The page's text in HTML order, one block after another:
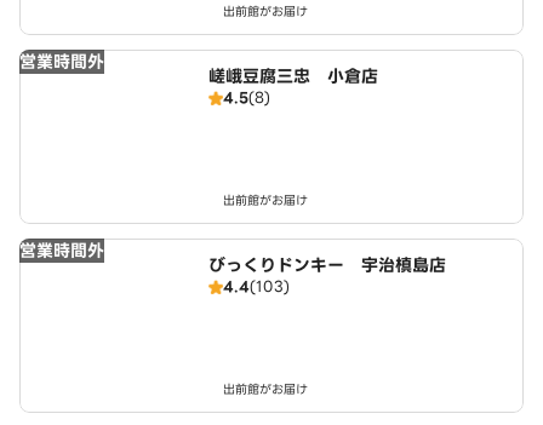
出前館がお届け
営業時間外
嵯峨豆腐三忠 小倉店
4.5(8)
出前館がお届け
営業時間外
びっくりドンキー 宇治槙島店
4.4(103)
出前館がお届け